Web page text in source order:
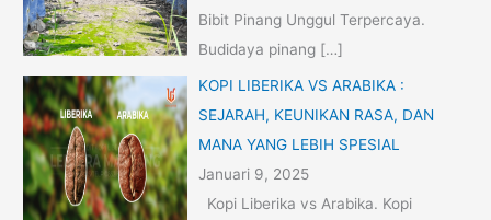
Bibit Pinang Unggul Terpercaya.
Budidaya pinang […]
KOPI LIBERIKA VS ARABIKA :
SEJARAH, KEUNIKAN RASA, DAN
MANA YANG LEBIH SPESIAL
Januari 9, 2025
Kopi Liberika vs Arabika. Kopi